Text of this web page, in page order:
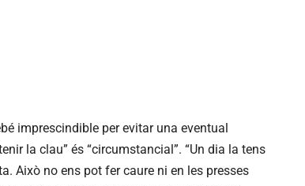
imprescindible per evitar una eventual
la clau” és “circumstancial”. “Un dia la tens
Això no ens pot fer caure ni en les presses